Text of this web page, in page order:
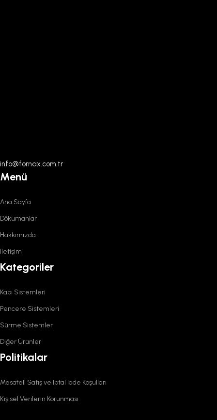
info@fornax.com.tr
Menü
Ana Sayfa
Dökümanlar
Hakkımızda
İletişim
Kategoriler
Kapı Sistemleri
Pencere Sistemleri
Sürme Sistemler
Diğer Ürünler
Politikalar
Mesafeli Satış ve İptal İade Koşulları
Kişisel Verilerin Korunması